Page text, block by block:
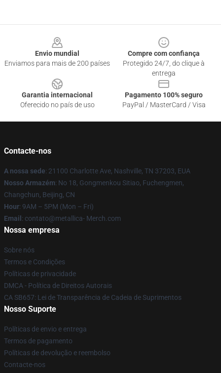
Envio mundial
Enviamos para mais de 200 países
Compre com confiança
Protegido 24/7, do clique à
entrega
Garantia internacional
Oferecido no país de uso
Pagamento 100% seguro
PayPal / MasterCard / Visa
Contacte-nos
A nossa sede: 21100 Charlotte Ave, Nashville, TN 37203, EUA
Nosso Armazém: No 18, Gongmenkou Sitiao, Fuchengmen,
Changchun, Beijing, CN
Hour: 9AM – 5PM (Mon – Fri)
Email : contato@metallica- Merch.com
Nossa empresa
Sobre nós
Termos e Condições
Políticas de privacidade
DMCA - Política de Direitos Autorais
CA SB657: Lei de Transparência de Cadeia de Suprimentos
Nosso Suporte
Políticas de envio e entrega
Termos de pagamento
Políticas de devolução e reembolso
Contacte-nos